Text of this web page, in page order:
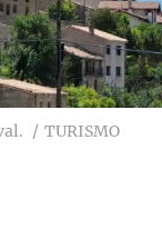
TURISMO